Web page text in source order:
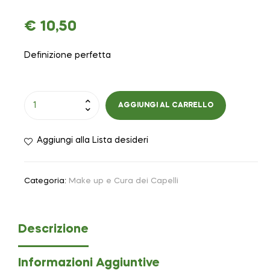
€ 10,50
Definizione perfetta
AGGIUNGI AL CARRELLO
Aggiungi alla Lista desideri
Categoria: Make up e Cura dei Capelli
Descrizione
Informazioni Aggiuntive